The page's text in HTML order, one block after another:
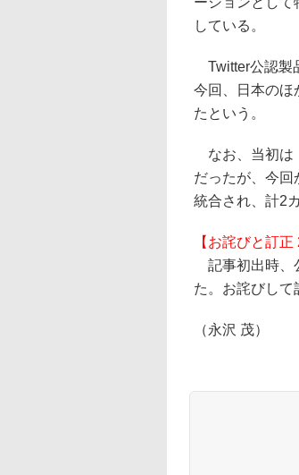
している。
Twitter公認製
今回、日本のほ
たという。
なお、当初は
だったが、今回
統合され、計2
【お詫びと訂正
記事初出時、
た。お詫びして
（永沢 茂）